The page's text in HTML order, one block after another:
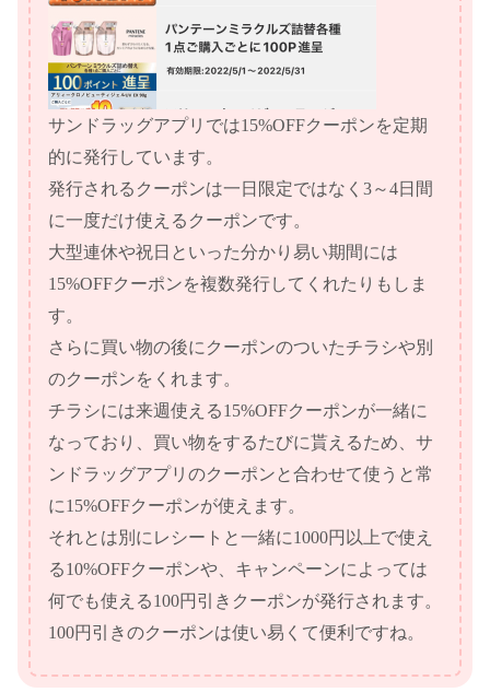
サンドラッグアプリでは15%OFFクーポンを定期
的に発行しています。
発行されるクーポンは一日限定ではなく3～4日間
に一度だけ使えるクーポンです。
大型連休や祝日といった分かり易い期間には
15%OFFクーポンを複数発行してくれたりもしま
す。
さらに買い物の後にクーポンのついたチラシや別
のクーポンをくれます。
チラシには来週使える15%OFFクーポンが一緒に
なっており、買い物をするたびに貰えるため、サ
ンドラッグアプリのクーポンと合わせて使うと常
に15%OFFクーポンが使えます。
それとは別にレシートと一緒に1000円以上で使え
る10%OFFクーポンや、キャンペーンによっては
何でも使える100円引きクーポンが発行されます。
100円引きのクーポンは使い易くて便利ですね。